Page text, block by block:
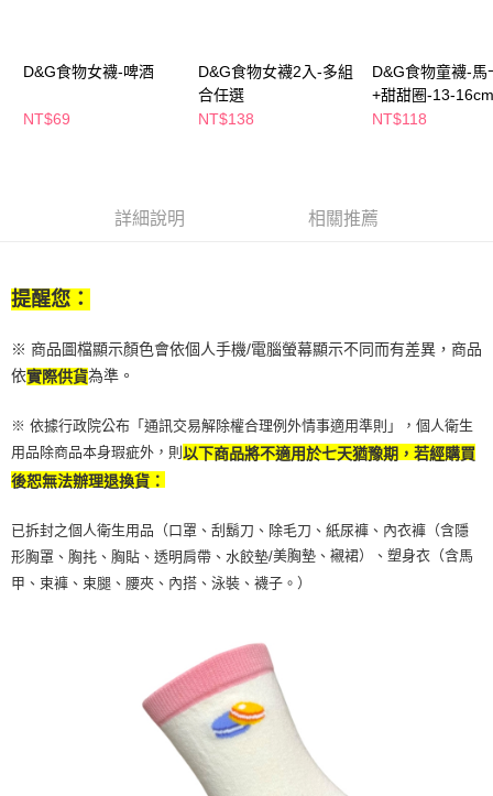
後付繳納相關費用。
※ 交易是否成功請以「AFTEE先享後付 」之結帳頁面顯示為準，若有關於
是否繳費成功／繳費後需取消欲退款等相關疑問，請聯繫「AFTEE先享後付
客戶支援中心」
https://netprotections.freshdesk.com/support/home
易，需依本服務之必要範圍內提供個人資料，並將交易相關給付款項請求債
權轉讓予恩沛科技股份有限公司。
３．未成年的使用者請事先徵得法定代理人或監護人之同意方可使用
「AFTEE先享後付」，若未經同意申辦者引起之損失，本公司不負相關責
４．使用「AFTEE先享後付」時，將依據個別帳號之用戶狀況，依本公司即
時審查核予不同之上限額度；若仍有額度不足之情形，本公司將視審查結果
請求用戶進行身份認證。
恩沛科技股份有限公司將有權停止該用戶之使用額度並採取法律行動。
每筆NT$65，滿NT$490(含以上)免運費
付款後7-11取貨
宅配(本島)
付款後寶雅門市自取(由倉庫統一出貨)
D&G食物女襪-啤酒
NT$69
D&G食物女襪2入-多組
合任選
NT$138
D&G食物童襪-馬
+甜甜圈-13-16cm
NT$118
詳細說明 相關推薦
提醒您：
※ 商品圖檔顯示顏色會依個人手機/電腦螢幕顯示不同而有差異，商品
依實際供貨為準。
※ 依據行政院公布「通訊交易解除權合理例外情事適用準則」，個人衛生
用品除商品本身瑕疵外，則 以下商品將不適用於七天猶豫期，若經購買
後恕無法辦理退換貨：
已拆封之個人衛生用品（口罩、刮鬍刀、除毛刀、紙尿褲、內衣褲（含隱
形胸罩、胸扥、胸貼、透明肩帶、水餃墊/美胸墊、襯裙）、塑身衣（含馬
甲、束褲、束腿、腰夾、內搭、泳裝、襪子。）